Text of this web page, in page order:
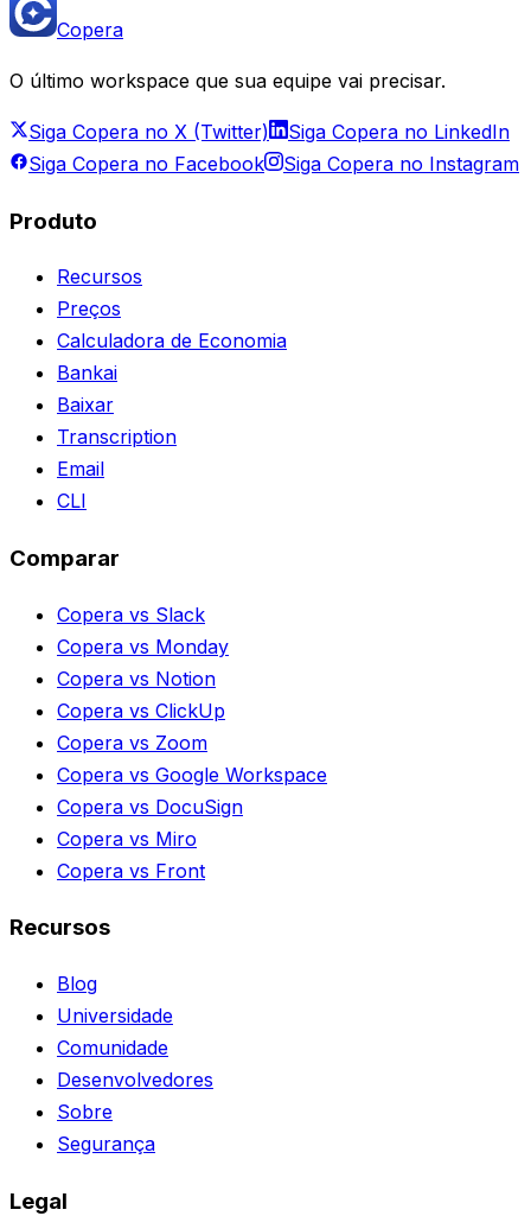
Copera
O último workspace que sua equipe vai precisar.
Siga Copera no X (Twitter)
Siga Copera no LinkedIn
Siga Copera no Facebook
Siga Copera no Instagram
Produto
Recursos
Preços
Calculadora de Economia
Bankai
Baixar
Transcription
Email
CLI
Comparar
Copera vs Slack
Copera vs Monday
Copera vs Notion
Copera vs ClickUp
Copera vs Zoom
Copera vs Google Workspace
Copera vs DocuSign
Copera vs Miro
Copera vs Front
Recursos
Blog
Universidade
Comunidade
Desenvolvedores
Sobre
Segurança
Legal